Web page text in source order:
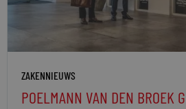
ZAKENNIEUWS
POELMANN VAN DEN BROEK